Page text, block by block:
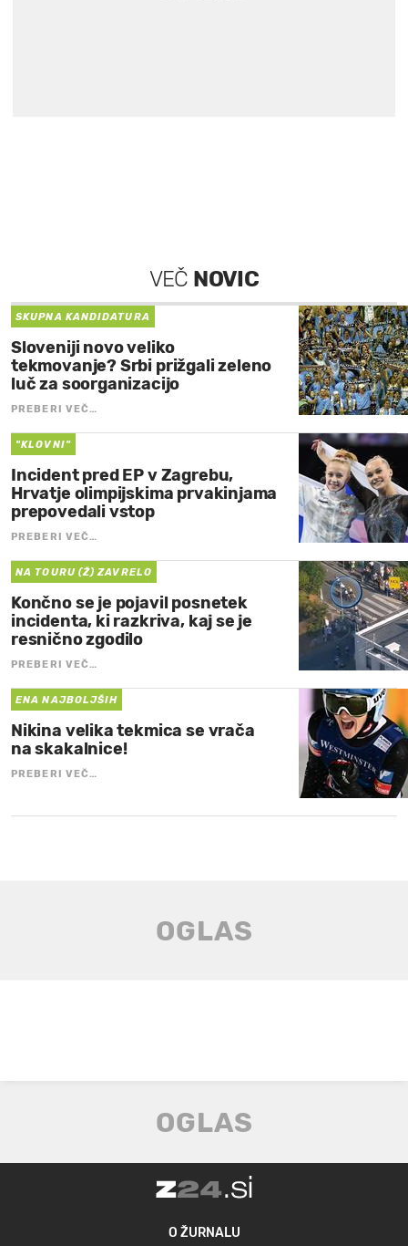
VEČ NOVIC
SKUPNA KANDIDATURA
Sloveniji novo veliko
tekmovanje? Srbi prižgali zeleno
luč za soorganizacijo
PREBERI VEČ…
"KLOVNI"
Incident pred EP v Zagrebu,
Hrvatje olimpijskima prvakinjama
prepovedali vstop
PREBERI VEČ…
NA TOURU (Ž) ZAVRELO
Končno se je pojavil posnetek
incidenta, ki razkriva, kaj se je
resnično zgodilo
PREBERI VEČ…
ENA NAJBOLJŠIH
Nikina velika tekmica se vrača
na skakalnice!
PREBERI VEČ…
O ŽURNALU